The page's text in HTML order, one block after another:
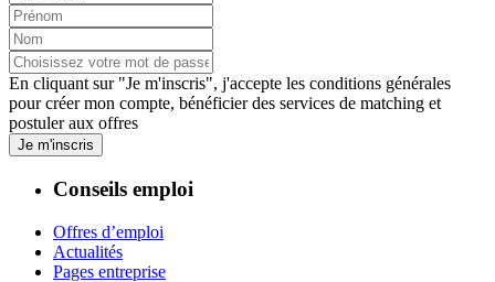
En cliquant sur "Je m'inscris", j'accepte les conditions générales
pour créer mon compte, bénéficier des services de matching et
postuler aux offres
Je m'inscris
Conseils emploi
Offres d’emploi
Actualités
Pages entreprise